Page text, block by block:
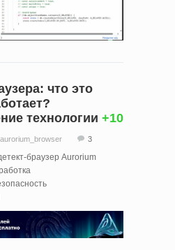
что это
технологии +10
aurorium_browser 3
браузер Aurorium